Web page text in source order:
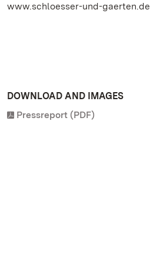
www.schloesser-und-gaerten.de
DOWNLOAD AND IMAGES
Pressreport (PDF)